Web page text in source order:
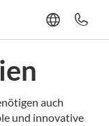
auch
und innovative